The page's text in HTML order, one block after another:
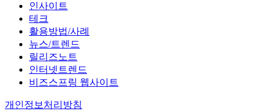
인사이트
테크
활용방법/사례
뉴스/트렌드
릴리즈노트
인터넷트렌드
비즈스프링 웹사이트
개인정보처리방침